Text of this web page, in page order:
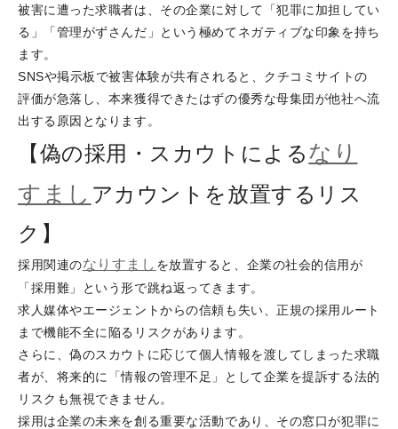
被害に遭った求職者は、その企業に対して「犯罪に加担してい
る」「管理がずさんだ」という極めてネガティブな印象を持ち
ます。
SNSや掲示板で被害体験が共有されると、クチコミサイトの
評価が急落し、本来獲得できたはずの優秀な母集団が他社へ流
出する原因となります。
【偽の採用・スカウトによるなり
すまし アカウントを放置するリス
ク】
採用関連のなりすまし を放置すると、企業の社会的信用が
「採用難」という形で跳ね返ってきます。
求人媒体やエージェントからの信頼も失い、正規の採用ルート
まで機能不全に陥るリスクがあります。
さらに、偽のスカウトに応じて個人情報を渡してしまった求職
者が、将来的に「情報の管理不足」として企業を提訴する法的
リスクも無視できません。
採用は企業の未来を創る重要な活動であり、その窓口が犯罪に